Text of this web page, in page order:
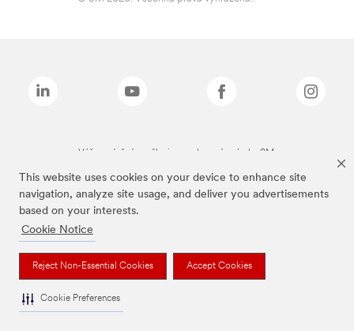
This website uses cookies on your device to enhance site
navigation, analyze site usage, and deliver you advertisements
based on your interests.
Cookie Notice
Reject Non-Essential Cookies Accept Cookies
Cookie Preferences
Výše zmíněné značky jsou ochranné známky 3M.